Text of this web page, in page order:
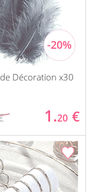
Décoration x30
1.20 €